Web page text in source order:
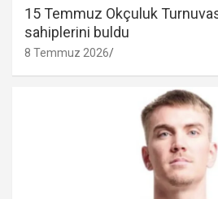
15 Temmuz Okçuluk
sahiplerini buldu
8 Temmuz 2026